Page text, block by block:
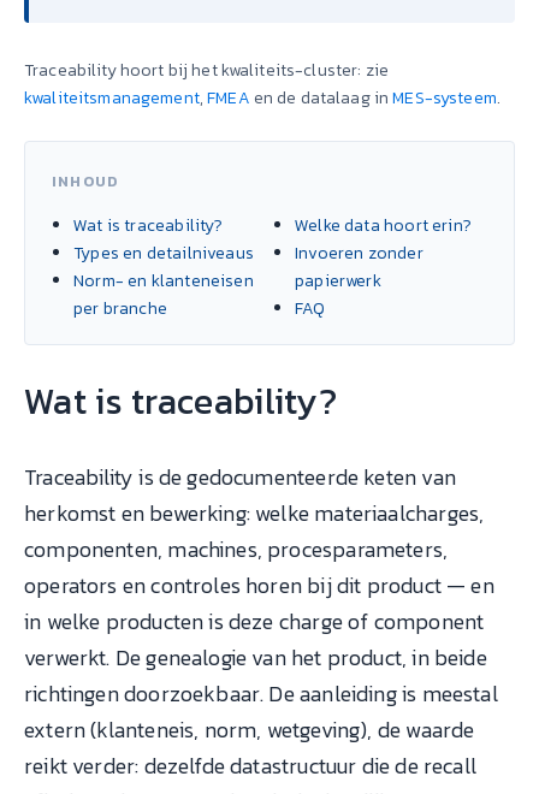
Traceability hoort bij het kwaliteits-cluster: zie
kwaliteitsmanagement,FMEA en de datalaag inMES-systeem.
INHOUD
Wat is traceability?
Types en detailniveaus
Norm- en klanteneisen
per branche
Welke data hoort erin?
Invoeren zonder
papierwerk
FAQ
Wat is traceability?
Traceability is de gedocumenteerde keten van
herkomst en bewerking: welke materiaalcharges,
componenten, machines, procesparameters,
operators en controles horen bij dit product — en
in welke producten is deze charge of component
verwerkt. De genealogie van het product, in beide
richtingen doorzoekbaar. De aanleiding is meestal
extern (klanteneis, norm, wetgeving), de waarde
reikt verder: dezelfde datastructuur die de recall